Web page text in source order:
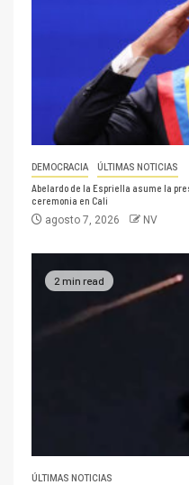
DEMOCRACIA ÚLTIMAS NOTICIAS
Abelardo de la Espriella asume la
ceremonia en Cali
agosto 7, 2026 NV
2 min read
ÚLTIMAS NOTICIAS